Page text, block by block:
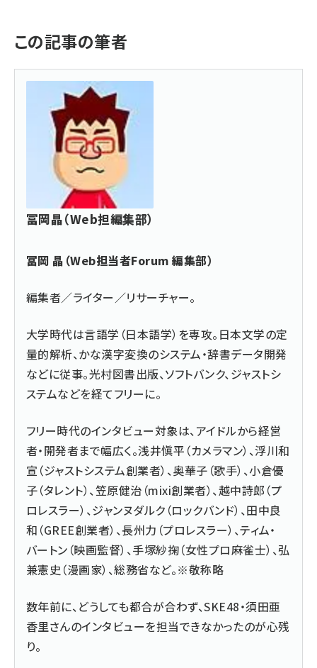
この記事の筆者
冨岡晶（Web担編集部）
冨岡 晶（Web担当者Forum 編集部）
編集者／ライター／リサーチャー。
大学時代は言語学（日本語学）を専攻。日本文学の定
量的解析、かな漢字変換のシステム・辞書データ開発
などに従事。光村図書出版、ソフトバンク、ジャストシ
ステムなどを経てフリーに。
フリー時代のインタビュー対象は、アイドルから経営
者・開発者まで幅広く。浅井愼平（カメラマン）、浮川和
宣（ジャストシステム創業者）、奥華子（歌手）、小倉優
子（タレント）、笠原健治（mixi創業者）、越中詩郎（プ
ロレスラー）、ジャンヌダルク（ロックバンド）、田中良
和（GREE創業者）、長州力（プロレスラー）、ティム・
バートン（映画監督）、手塚紗掬（女性プロ麻雀士）、弘
兼憲史（漫画家）、総務省など。※敬称略
数年前に、どうしても都合が合わず、SKE48・須田亜
香里さんのインタビューを担当できなかったのが心残
り。